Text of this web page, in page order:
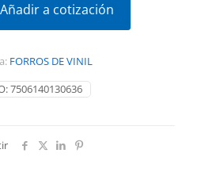
Añadir a cotización
7506140130636
FORROS DE VINIL